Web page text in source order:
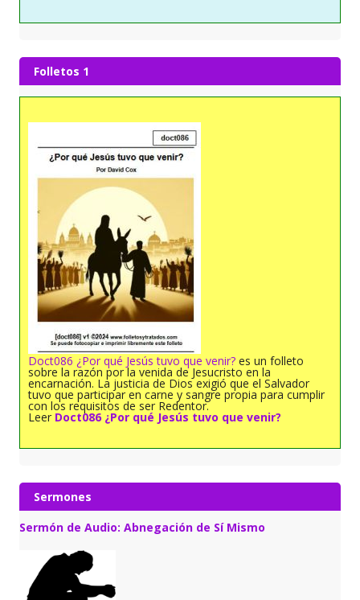
Folletos 1
Doct086 ¿Por qué Jesús tuvo que venir? es un folleto
sobre la razón por la venida de Jesucristo en la
encarnación. La justicia de Dios exigió que el Salvador
tuvo que participar en carne y sangre propia para cumplir
con los requisitos de ser Redentor.
Leer Doct086 ¿Por qué Jesús tuvo que venir?
Sermones
Sermón de Audio: Abnegación de Sí Mismo